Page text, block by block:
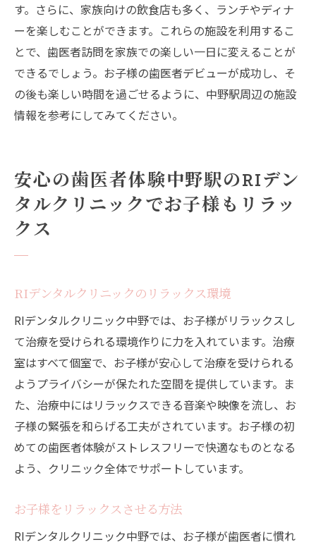
す。さらに、家族向けの飲食店も多く、ランチやディナ
ーを楽しむことができます。これらの施設を利用するこ
とで、歯医者訪問を家族での楽しい一日に変えることが
できるでしょう。お子様の歯医者デビューが成功し、そ
の後も楽しい時間を過ごせるように、中野駅周辺の施設
情報を参考にしてみてください。
安心の歯医者体験中野駅のRIデン
タルクリニックでお子様もリラッ
クス
RIデンタルクリニックのリラックス環境
RIデンタルクリニック中野では、お子様がリラックスし
て治療を受けられる環境作りに力を入れています。治療
室はすべて個室で、お子様が安心して治療を受けられる
ようプライバシーが保たれた空間を提供しています。ま
た、治療中にはリラックスできる音楽や映像を流し、お
子様の緊張を和らげる工夫がされています。お子様の初
めての歯医者体験がストレスフリーで快適なものとなる
よう、クリニック全体でサポートしています。
お子様をリラックスさせる方法
RIデンタルクリニック中野では、お子様が歯医者に慣れ